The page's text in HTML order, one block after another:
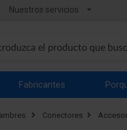
Nuestros servicios
Fabricantes
Conectores